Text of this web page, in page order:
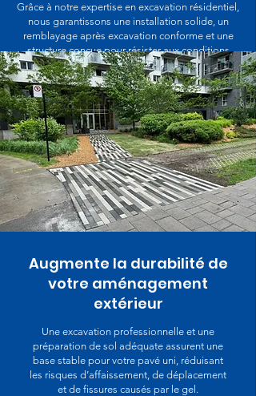
Grâce à notre expertise en excavation résidentiel,
nous garantissons une installation solide, un
remblayage après excavation conforme et une
structure conçue pour résister aux conditions
climatiques du Québec.
Augmente la durabilité de
votre aménagement
extérieur
Une excavation professionnelle et une
préparation de sol adéquate assurent une
base stable pour votre pavé uni, réduisant
les risques d’affaissement, de déplacement
et de fissures causés par le gel.